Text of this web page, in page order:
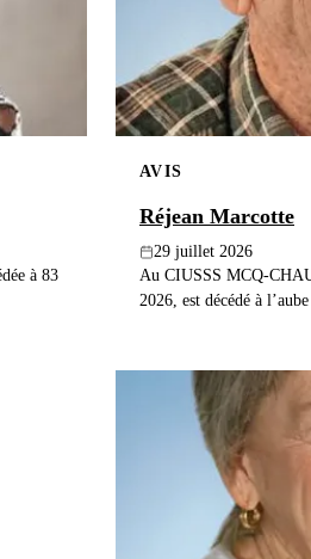
à 83
AVIS
Réjean Marcotte
29 juillet 2026
Au CIUSSS MCQ-
2026, est décédé à